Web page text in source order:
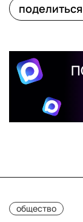
поделиться
общество